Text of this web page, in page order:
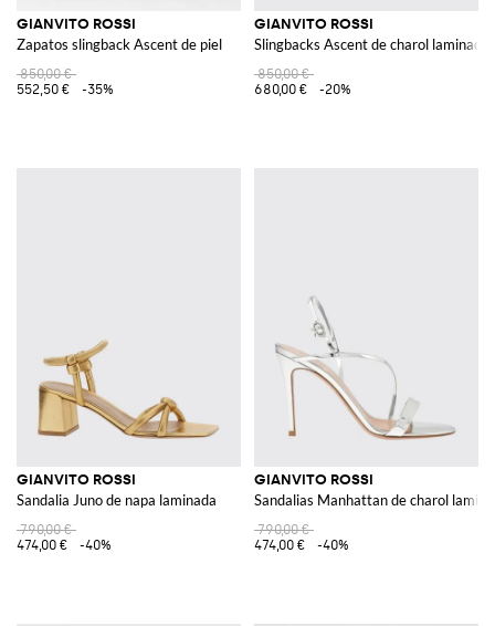
GIANVITO ROSSI
Zapatos slingback Ascent de piel
850,00 €
552,50 €
-35%
GIANVITO ROSSI
Slingbacks Ascent de charol laminado
850,00 €
680,00 €
-20%
GIANVITO ROSSI
Sandalia Juno de napa laminada
790,00 €
474,00 €
-40%
GIANVITO ROSSI
Sandalias Manhattan de charol
790,00 €
474,00 €
-40%